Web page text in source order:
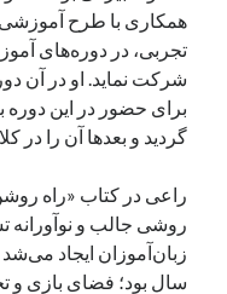
همکاری با طرح آموزشی
تجربی، در دوره‌های
شرکت نماید. او در آن
برای حضور در این دوره
گردید و بعدها آن را در
راعی در کتاب «راه
روشی جالب و
زبان‌آموزان ایجاد می‌شد
سال بود؛ فضای بازی و